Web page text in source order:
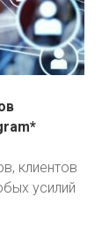
клиентов
усилий